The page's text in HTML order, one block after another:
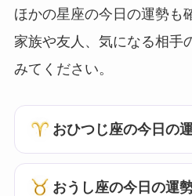
ほかの星座の今日の運勢も
家族や友人、気になる相手
みてください。
おひつじ座の今日の
おうし座の今日の運